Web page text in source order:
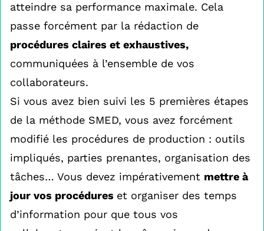
atteindre sa performance maximale. Cela
passe forcément par la rédaction de
procédures claires et exhaustives,
communiquées à l’ensemble de vos
collaborateurs.
Si vous avez bien suivi les 5 premières étapes
de la méthode SMED, vous avez forcément
modifié les procédures de production : outils
impliqués, parties prenantes, organisation des
tâches… Vous devez impérativement mettre à
jour vos procédures et organiser des temps
d’information pour que tous vos